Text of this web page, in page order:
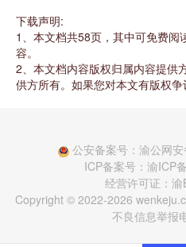
们的脑袋再次按进马桶里。是，
这幅字，转身就跑。杀神那是杀
米国总统而入狱。贪狼，则是地下
因盗卖核弹头入狱。二当家，大
起来了，打伤了好几个兄弟！又
夫，一个屠杀了一万多俘虏的恐
当家，又又又又又出事了，那个
了，把咱们的禁闭室给拆了！齐
的一幅字再次扔了出去，冷冷道
实在牢房里躺一个月，少一天，
下载声明:
1、本文档共58页，其中可免费阅
容。
2、本文档内容版权归属内容提供
供方所有。如果您对本文有版权
内容交易风险。 如存在严重文不
服投诉处理。 文档侵权举报电话
微信） (电话支持时间：10:00-
公安备案号：渝公网
ICP备案号：渝ICP
经营许可证：
Copyright © 2022-2026
不良信息举报